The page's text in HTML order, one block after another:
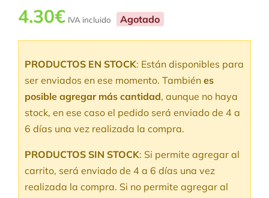
4.30€ IVA incluido Agotado
PRODUCTOS EN STOCK: Están disponibles para
ser enviados en ese momento. También es
posible agregar más cantidad, aunque no haya
stock, en ese caso el pedido será enviado de 4 a
6 días una vez realizada la compra.
PRODUCTOS SIN STOCK: Si permite agregar al
carrito, será enviado de 4 a 6 días una vez
realizada la compra. Si no permite agregar al